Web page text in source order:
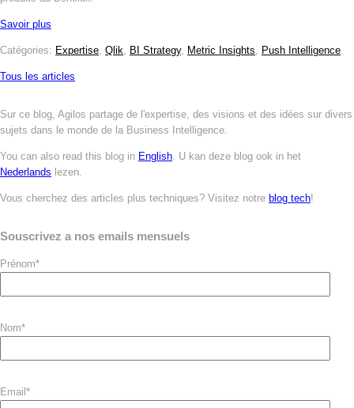
Savoir plus
Catégories: Expertise, Qlik, BI Strategy, Metric Insights, Push Intelligence
Tous les articles
Sur ce blog, Agilos partage de l'expertise, des visions et des idées sur divers
sujets dans le monde de la Business Intelligence.
You can also read this blog in English. U kan deze blog ook in het
Nederlands lezen.
Vous cherchez des articles plus techniques? Visitez notre blog tech!
Souscrivez a nos emails mensuels
Prénom*
Nom*
Email *